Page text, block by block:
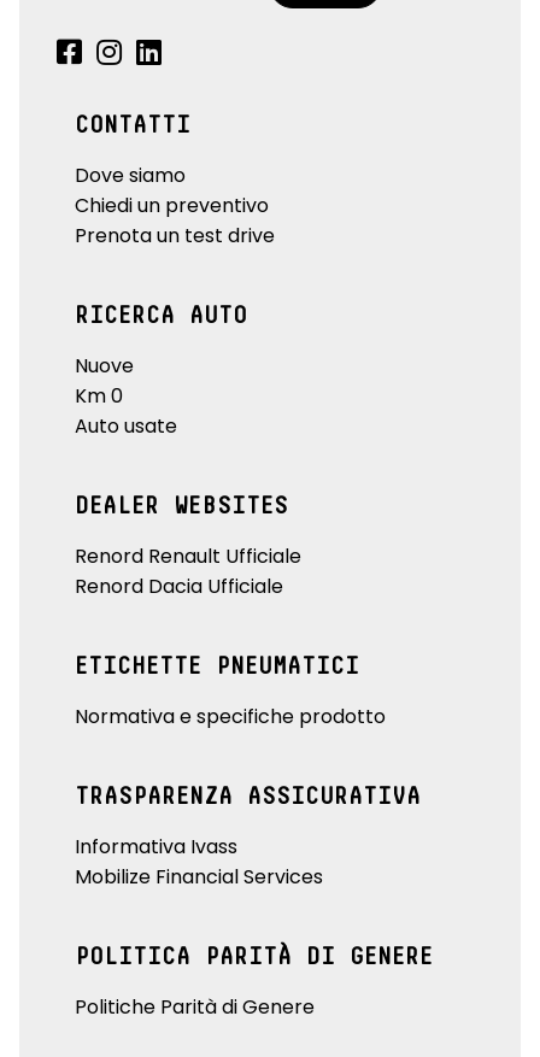
CONTATTI
Dove siamo
Chiedi un preventivo
Prenota un test drive
RICERCA AUTO
Nuove
Km 0
Auto usate
DEALER WEBSITES
Renord Renault Ufficiale
Renord Dacia Ufficiale
ETICHETTE PNEUMATICI
Normativa e specifiche prodotto
TRASPARENZA ASSICURATIVA
Informativa Ivass
Mobilize Financial Services
POLITICA PARITÀ DI GENERE
Politiche Parità di Genere